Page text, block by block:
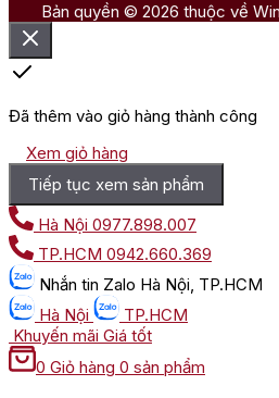
Bản quyền © 2026 thuộc về
Đã thêm vào giỏ hàng thành công
Xem giỏ hàng
Tiếp tục xem sản phẩm
Hà Nội 0977.898.007
TP.HCM 0942.660.369
Nhắn tin Zalo Hà Nội, TP.HCM
Hà Nội
TP.HCM
Khuyến mãi Giá tốt
0 Giỏ hàng 0 sản phẩm